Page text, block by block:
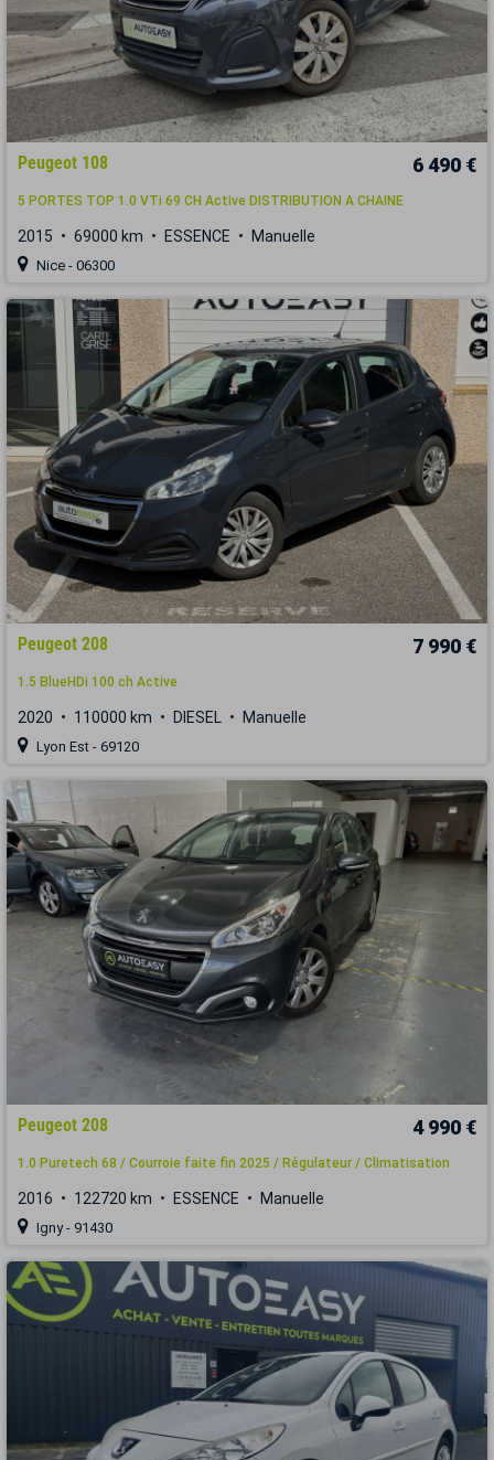
Peugeot 108 6 490 €
5 PORTES TOP 1.0 VTi 69 CH Active DISTRIBUTION A CHAINE
2015 69000 km ESSENCE Manuelle
Nice - 06300
Peugeot 208 7 990 €
1.5 BlueHDi 100 ch Active
2020 110000 km DIESEL Manuelle
Lyon Est - 69120
Peugeot 208 4 990 €
1.0 Puretech 68 / Courroie faite fin 2025 / Régulateur / Climatisation
2016 122720 km ESSENCE Manuelle
Igny - 91430